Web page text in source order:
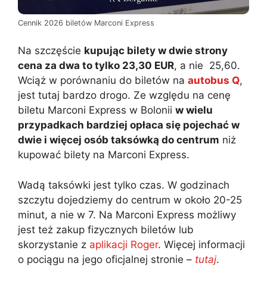
Cennik 2026 biletów Marconi Express
Na szczęście kupując bilety w dwie strony
cena za dwa to tylko 23,30 EUR, a nie 25,60.
Wciąż w porównaniu do biletów na autobus Q,
jest tutaj bardzo drogo. Ze względu na cenę
biletu Marconi Express w Bolonii w wielu
przypadkach bardziej opłaca się pojechać w
dwie i więcej osób taksówką do centrum niż
kupować bilety na Marconi Express.
Wadą taksówki jest tylko czas. W godzinach
szczytu dojedziemy do centrum w około 20-25
minut, a nie w 7. Na Marconi Express możliwy
jest też zakup fizycznych biletów lub
skorzystanie z aplikacji Roger. Więcej informacji
o pociągu na jego oficjalnej stronie – tutaj.